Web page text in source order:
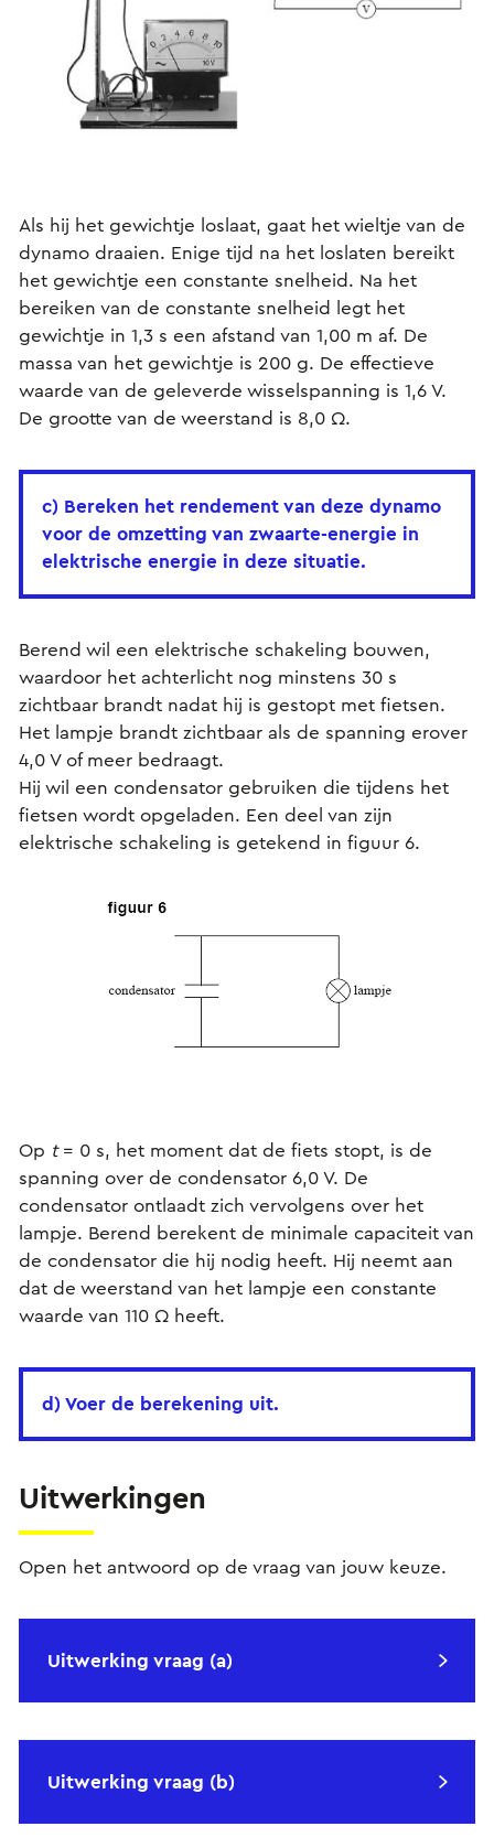
Als hij het gewichtje loslaat, gaat het wieltje van de
dynamo draaien. Enige tijd na het loslaten bereikt
het gewichtje een constante snelheid. Na het
bereiken van de constante snelheid legt het
gewichtje in 1,3 s een afstand van 1,00 m af. De
massa van het gewichtje is 200 g. De effectieve
waarde van de geleverde wisselspanning is 1,6 V.
De grootte van de weerstand is 8,0 Ω.
c) Bereken het rendement van deze dynamo
voor de omzetting van zwaarte-energie in
elektrische energie in deze situatie.
Berend wil een elektrische schakeling bouwen,
waardoor het achterlicht nog minstens 30 s
zichtbaar brandt nadat hij is gestopt met fietsen.
Het lampje brandt zichtbaar als de spanning erover
4,0 V of meer bedraagt.
Hij wil een condensator gebruiken die tijdens het
fietsen wordt opgeladen. Een deel van zijn
elektrische schakeling is getekend in figuur 6.
Op t= 0 s, het moment dat de fiets stopt, is de
spanning over de condensator 6,0 V. De
condensator ontlaadt zich vervolgens over het
lampje. Berend berekent de minimale capaciteit van
de condensator die hij nodig heeft. Hij neemt aan
dat de weerstand van het lampje een constante
waarde van 110 Ω heeft.
d) Voer de berekening uit.
Uitwerkingen
Open het antwoord op de vraag van jouw keuze.
Uitwerking vraag (a)
Uitwerking vraag (b)